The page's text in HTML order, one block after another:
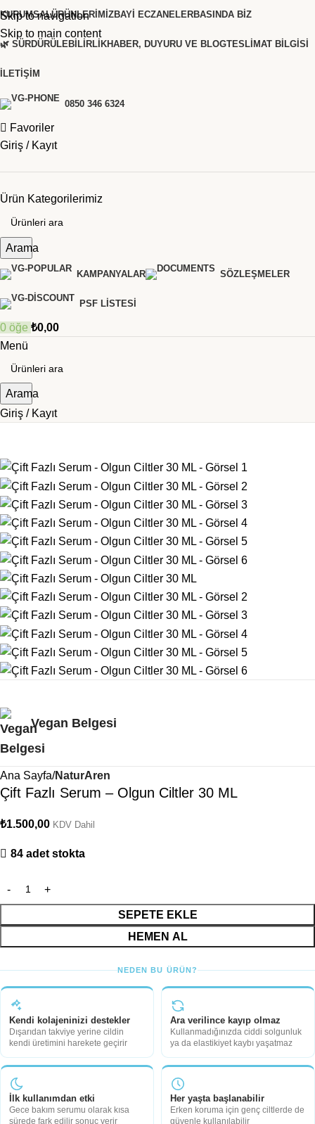
Skip to navigation
Skip to main content
KURUMSALÜRÜNLERIMIZBAYI ECZANELERBASINDA BIZ
🌿 SÜRDÜRÜLEBILIRLIKHABER, DUYURU VE BLOGTESLIMAT BILGISI
İLETIŞIM
0850 346 6324
Favoriler
Giriş / Kayıt
Ürün Kategorilerimiz
Arama
KAMPANYALAR SÖZLEŞMELER
PSF LISTESI
0 öğe ₺0,00
Menü
Arama
Giriş / Kayıt
Vegan Belgesi
Ana Sayfa NaturAren
Çift Fazlı Serum – Olgun Ciltler 30 ML
₺1.500,00 KDV Dahil
84 adet stokta
SEPETE EKLE
HEMEN AL
NEDEN BU ÜRÜN?
Kendi kolajeninizi destekler
Dışarıdan takviye yerine cildin
kendi üretimini harekete geçirir
Ara verilince kayıp olmaz
Kullanmadığınızda ciddi solgunluk
ya da elastikiyet kaybı yaşatmaz
İlk kullanımdan etki
Gece bakım serumu olarak kısa
sürede fark edilir sonuç verir
Her yaşta başlanabilir
Erken koruma için genç ciltlerde de
güvenle kullanılabilir